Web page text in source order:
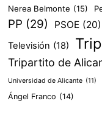
Nerea Belmonte (15)
PP (29) PSOE (20)
Televisión (18)
Tripartito de
Universidad de Alicante (11)
Ángel Franco (14)